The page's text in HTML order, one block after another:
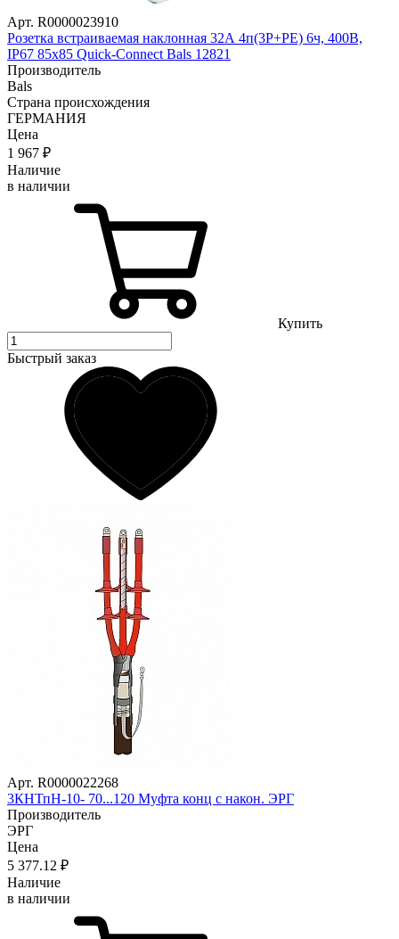
Арт. R0000023910
Розетка встраиваемая наклонная 32А 4п(3P+PE) 6ч, 400В,
IP67 85х85 Quick-Connect Bals 12821
Производитель
Bals
Страна происхождения
ГЕРМАНИЯ
Цена
1 967 ₽
Наличие
в наличии
Купить
Быстрый заказ
Арт. R0000022268
3КНТпН-10- 70...120 Муфта конц с након. ЭРГ
Производитель
ЭРГ
Цена
5 377.12 ₽
Наличие
в наличии